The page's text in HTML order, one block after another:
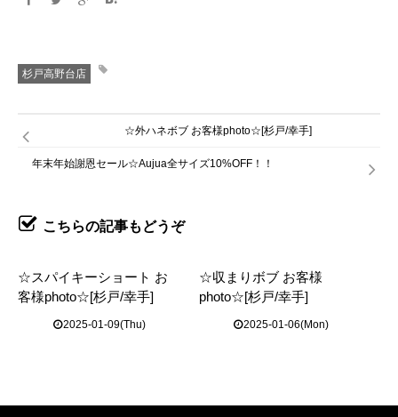
杉戸高野台店
☆外ハネボブ お客様photo☆[杉戸/幸手]
年末年始謝恩セール☆Aujua全サイズ10%OFF！！
こちらの記事もどうぞ
☆スパイキーショート お
客様photo☆[杉戸/幸手]
2025-01-09(Thu)
☆収まりボブ お客様
photo☆[杉戸/幸手]
2025-01-06(Mon)